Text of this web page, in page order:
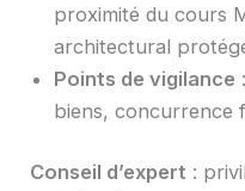
proximité du cours
architectural
Points de vigilance
biens, concurrence
Conseil d’expert :